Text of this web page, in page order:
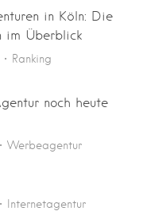
in Köln: Die
im Überblick
Ranking
noch heute
Werbeagentur
Internetagentur